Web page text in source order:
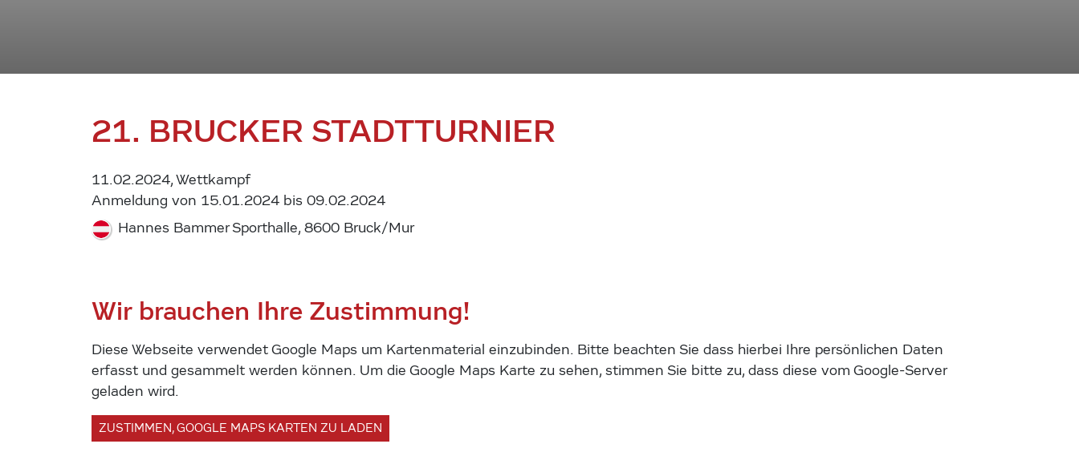
21. BRUCKER STADTTURNIER
11.02.2024, Wettkampf
Anmeldung von 15.01.2024 bis 09.02.2024
Hannes Bammer Sporthalle, 8600 Bruck/Mur
Wir brauchen Ihre Zustimmung!
Diese Webseite verwendet Google Maps um Kartenmaterial einzubinden. Bitte beachten Sie dass hierbei Ihre persönlichen Daten
erfasst und gesammelt werden können. Um die Google Maps Karte zu sehen, stimmen Sie bitte zu, dass diese vom Google-Server
geladen wird.
ZUSTIMMEN, GOOGLE MAPS KARTEN ZU LADEN